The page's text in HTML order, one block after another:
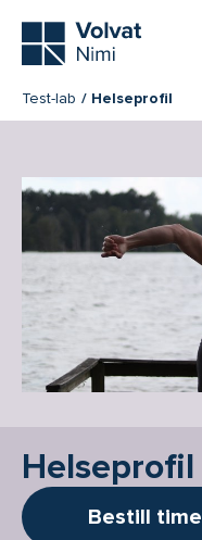
Test-lab Helseprofil
Helseprofil
Bestill time